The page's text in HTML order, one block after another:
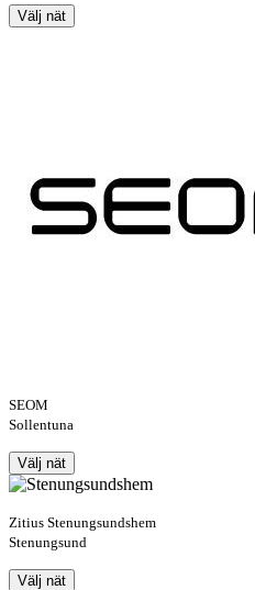
Välj nät
SEOM
Sollentuna
Välj nät
Zitius Stenungsundshem
Stenungsund
Välj nät